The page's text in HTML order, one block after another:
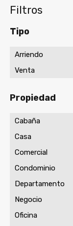
Filtros
Tipo
Arriendo
Venta
Propiedad
Cabaña
Casa
Comercial
Condominio
Departamento
Negocio
Oficina